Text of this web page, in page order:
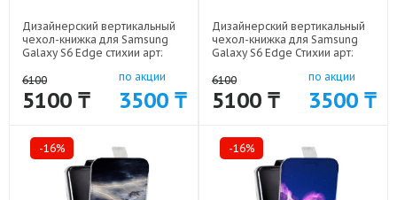
Дизайнерский вертикальный
чехол-книжка для Samsung
Galaxy S6 Edge стихии арт:
6100
5100 ₸
по акции
3500 ₸
Дизайнерский вертикальный
чехол-книжка для Samsung
Galaxy S6 Edge Стихии арт:
6100
5100 ₸
по акции
3500 ₸
-16% -16%